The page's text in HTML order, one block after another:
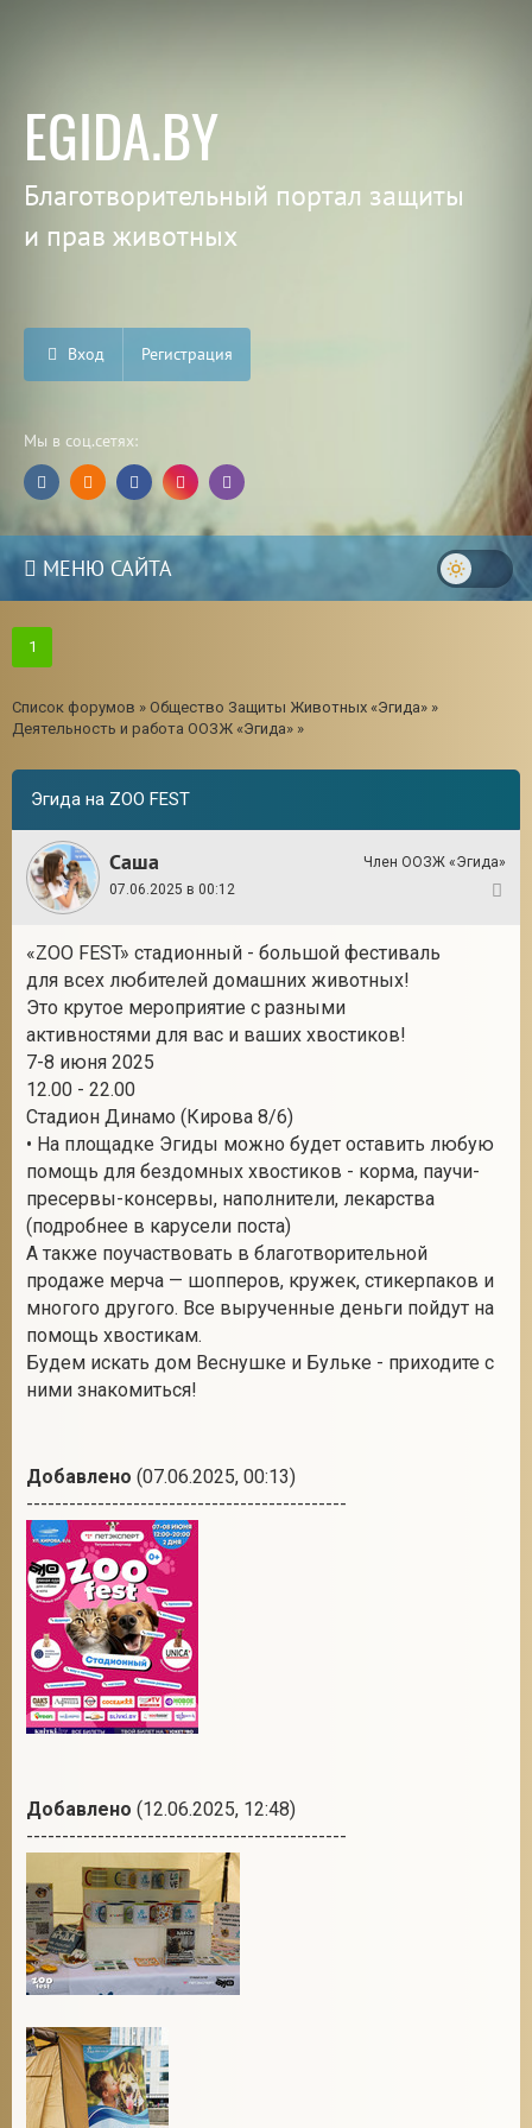
EGIDA.BY
Благотворительный портал защиты
и прав животных
Вход Регистрация
Мы в соц.сетях:
МЕНЮ САЙТА
1
Список форумов » Общество Защиты Животных «Эгида» »
Деятельность и работа ООЗЖ «Эгида» »
Эгида на ZOO FEST
Саша
Член ООЗЖ «Эгида»
07.06.2025 в 00:12
«ZOO FEST» стадионный - большой фестиваль
для всех любителей домашних животных!
Это крутое мероприятие с разными
активностями для вас и ваших хвостиков!
7-8 июня 2025
12.00 - 22.00
Стадион Динамо (Кирова 8/6)
• На площадке Эгиды можно будет оставить любую
помощь для бездомных хвостиков - корма, паучи-
пресервы-консервы, наполнители, лекарства
(подробнее в карусели поста)
А также поучаствовать в благотворительной
продаже мерча — шопперов, кружек, стикерпаков и
многого другого. Все вырученные деньги пойдут на
помощь хвостикам.
Будем искать дом Веснушке и Бульке - приходите с
ними знакомиться!
Добавлено (07.06.2025, 00:13)
---------------------------------------------
Добавлено (12.06.2025, 12:48)
---------------------------------------------